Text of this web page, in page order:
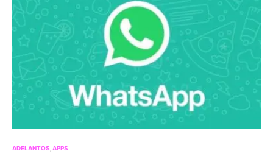
ADELANTOS APPS